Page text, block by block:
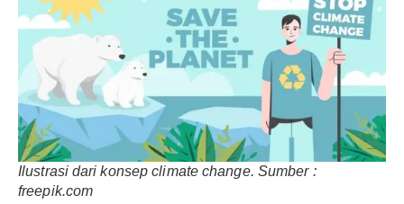
Ilustrasi dari konsep climate change. Sumber :
freepik.com